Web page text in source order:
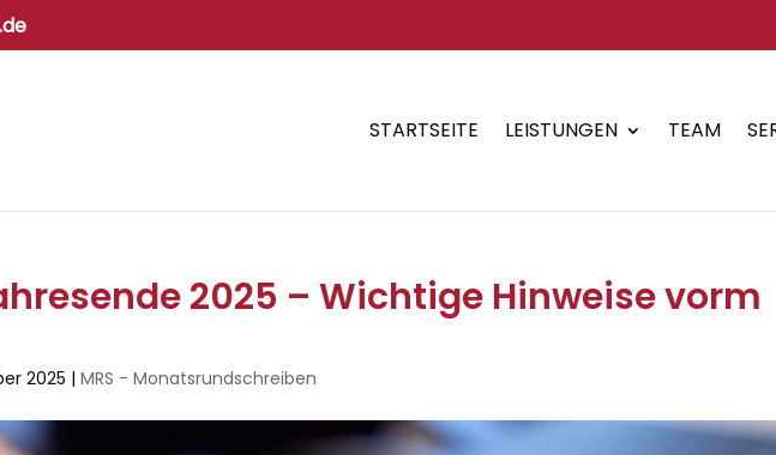
STARTSEITE LEISTUNGEN TEAM
2025 – Wichtige Hinweise vorm
2025 |MRS - Monatsrundschreiben